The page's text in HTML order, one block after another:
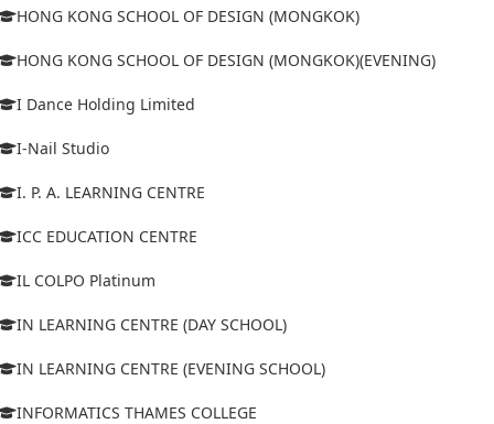
HONG KONG SCHOOL OF DESIGN (MONGKOK)
HONG KONG SCHOOL OF DESIGN (MONGKOK)(EVENING)
I Dance Holding Limited
I-Nail Studio
I. P. A. LEARNING CENTRE
ICC EDUCATION CENTRE
IL COLPO Platinum
IN LEARNING CENTRE (DAY SCHOOL)
IN LEARNING CENTRE (EVENING SCHOOL)
INFORMATICS THAMES COLLEGE